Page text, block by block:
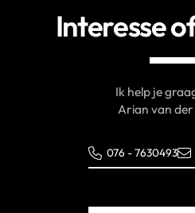
Interesse
Ik help je
Arian van der
076 - 7630493